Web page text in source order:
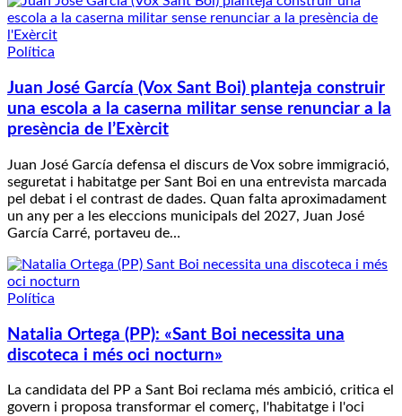
Política
Juan José García (Vox Sant Boi) planteja construir
una escola a la caserna militar sense renunciar a la
presència de l’Exèrcit
Juan José García defensa el discurs de Vox sobre immigració,
seguretat i habitatge per Sant Boi en una entrevista marcada
pel debat i el contrast de dades. Quan falta aproximadament
un any per a les eleccions municipals del 2027, Juan José
García Carré, portaveu de…
Política
Natalia Ortega (PP): «Sant Boi necessita una
discoteca i més oci nocturn»
La candidata del PP a Sant Boi reclama més ambició, critica el
govern i proposa transformar el comerç, l'habitatge i l'oci